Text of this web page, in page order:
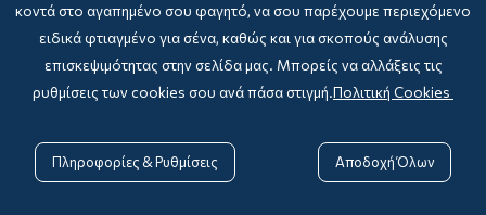
κοντά στο αγαπημένο σου φαγητό, να σου παρέχουμε περιεχόμενο
ειδικά φτιαγμένο για σένα, καθώς και για σκοπούς ανάλυσης
επισκεψιμότητας στην σελίδα μας. Μπορείς να αλλάξεις τις
ρυθμίσεις των cookies σου ανά πάσα στιγμή.Πολιτική Cookies
Πληροφορίες & Ρυθμίσεις Αποδοχή Όλων